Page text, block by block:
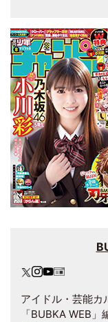
アイドル・芸能カ
「BUBKA WEB